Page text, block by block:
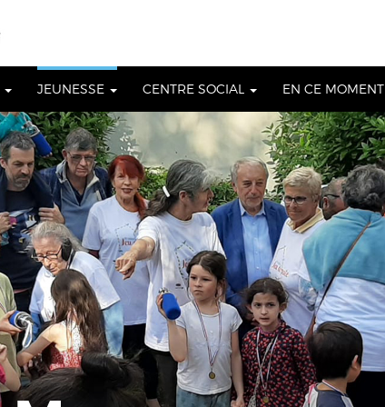
JEUNESSE CENTRE SOCIAL EN CE MOMENT